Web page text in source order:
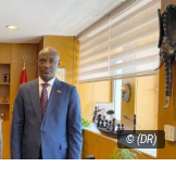
© (DR)